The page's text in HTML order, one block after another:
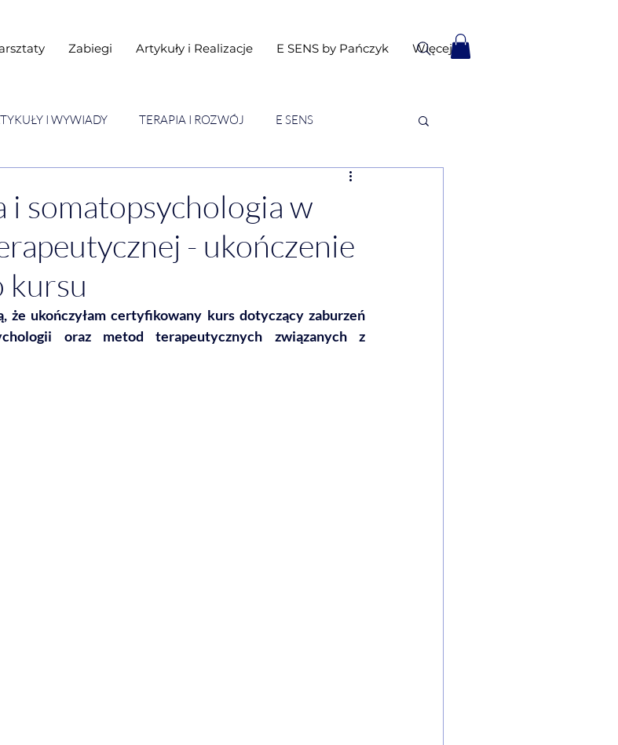
Zabiegi Artykuły i Realizacje E SENS by Pańczyk Więcej
I WYWIADY TERAPIA I ROZWÓJ E SENS
i somatopsychologia w
- ukończenie
kursu
że ukończyłam certyfikowany kurs dotyczący zaburzeń
oraz metod terapeutycznych związanych z